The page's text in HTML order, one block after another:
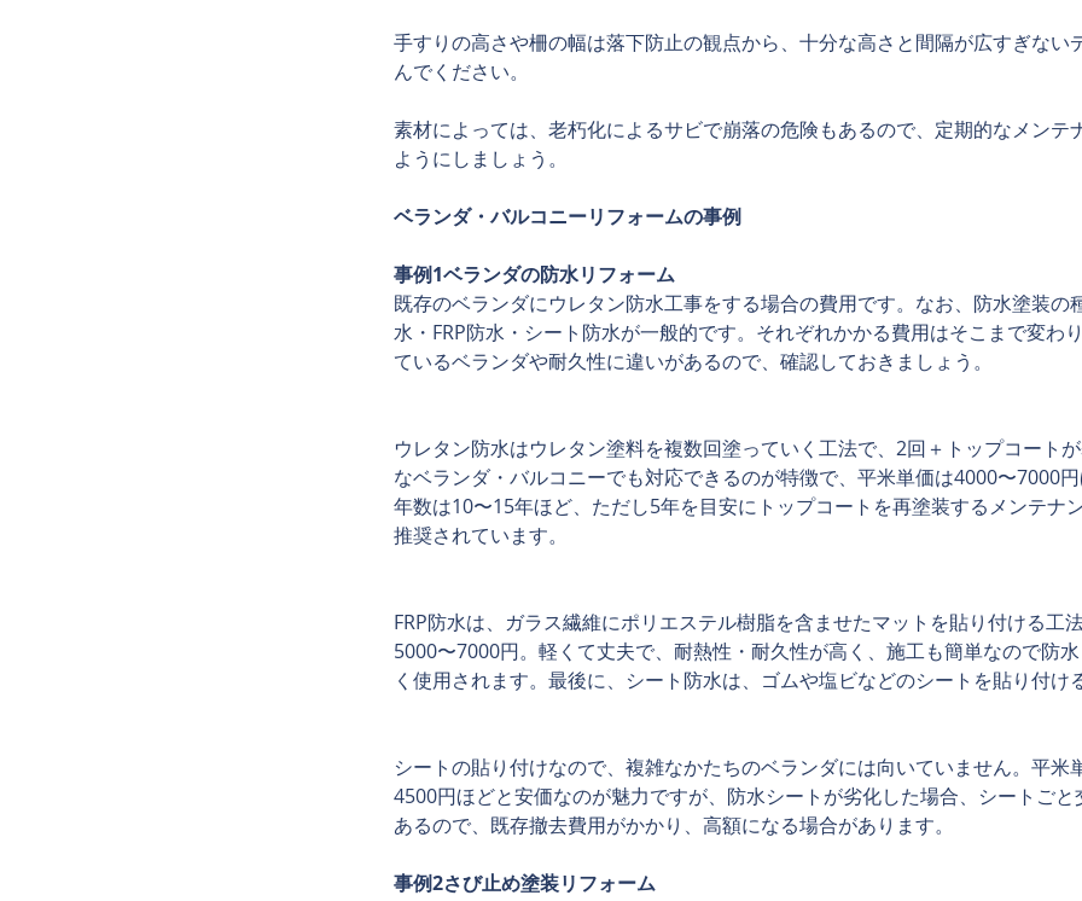
手すりの高さや柵の幅は落下防止の観点から、十分な高さと間隔が広すぎない
んでください。
素材によっては、老朽化によるサビで崩落の危険もあるので、定期的なメンテ
ようにしましょう。
ベランダ・バルコニーリフォームの事例
事例1ベランダの防水リフォーム
既存のベランダにウレタン防水工事をする場合の費用です。なお、防水塗装の
水・FRP防水・シート防水が一般的です。それぞれかかる費用はそこまで変わ
ているベランダや耐久性に違いがあるので、確認しておきましょう。
ウレタン防水はウレタン塗料を複数回塗っていく工法で、2回＋トップコート
なベランダ・バルコニーでも対応できるのが特徴で、平米単価は4000〜7000
年数は10〜15年ほど、ただし5年を目安にトップコートを再塗装するメンテナ
推奨されています。
FRP防水は、ガラス繊維にポリエステル樹脂を含ませたマットを貼り付ける工
5000〜7000円。軽くて丈夫で、耐熱性・耐久性が高く、施工も簡単なので防
く使用されます。最後に、シート防水は、ゴムや塩ビなどのシートを貼り付け
シートの貼り付けなので、複雑なかたちのベランダには向いていません。平米
4500円ほどと安価なのが魅力ですが、防水シートが劣化した場合、シートご
あるので、既存撤去費用がかかり、高額になる場合があります。
事例2さび止め塗装リフォーム